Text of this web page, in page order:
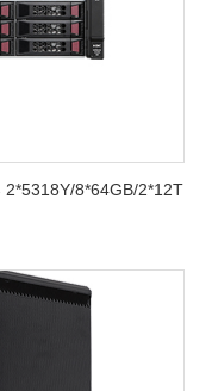
8*64GB/2*12T